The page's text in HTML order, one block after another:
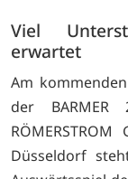
Viel
erwartet
Am
der
Düsseldorf